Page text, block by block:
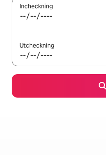
Incheckning
Utcheckning